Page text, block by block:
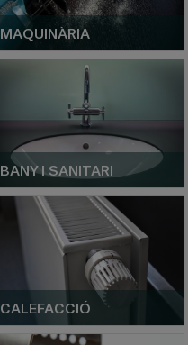
MAQUINÀRIA
BANY I SANITARI
CALEFACCIÓ